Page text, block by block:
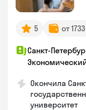
5 от
Санкт-
Окончила
университет